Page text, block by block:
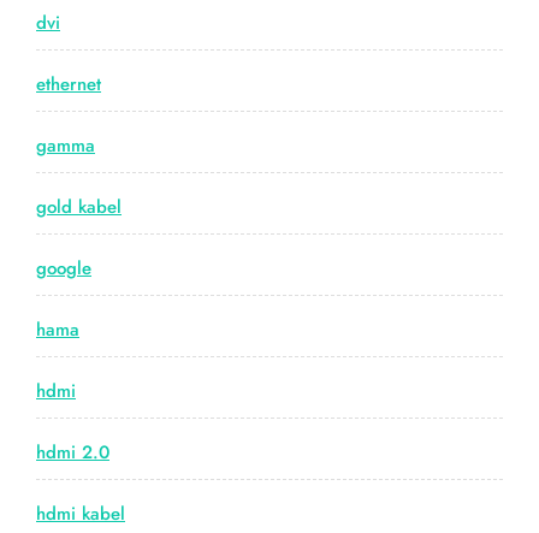
dvi
ethernet
gamma
gold kabel
google
hama
hdmi
hdmi 2.0
hdmi kabel